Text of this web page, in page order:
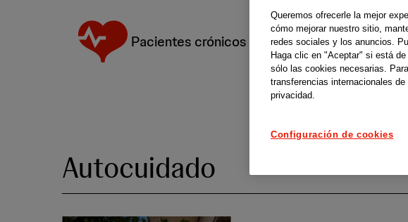
Pacientes crónicos
Autocuidado
Queremos ofrecerle la mejor
cómo mejorar nuestro sitio,
redes sociales y los anuncios.
Haga clic en "Aceptar" si está
sólo las cookies necesarias.
transferencias internacionales
privacidad.
Configuración de cookies